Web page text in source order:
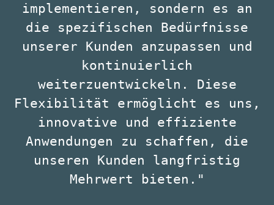
implementieren, sondern es an
die spezifischen Bedürfnisse
unserer Kunden anzupassen und
kontinuierlich
weiterzuentwickeln. Diese
Flexibilität ermöglicht es uns,
innovative und effiziente
Anwendungen zu schaffen, die
unseren Kunden langfristig
Mehrwert bieten."